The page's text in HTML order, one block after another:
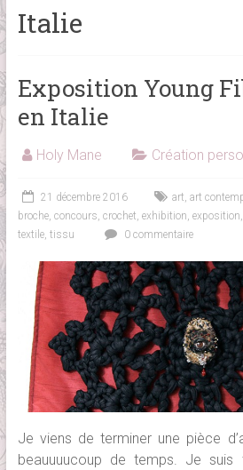
Italie
Exposition Young
en Italie
Holy Mane Création
21 décembre 2016 art, art
broche, concours, crochet, exhibition, exposition,
textile, tissu 0 commentaire
Je viens de terminer une pièce
beauuuucoup de temps. Je